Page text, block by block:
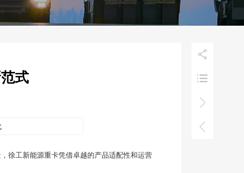




式
徐工新能源重卡凭借卓越的产品适配性和运营